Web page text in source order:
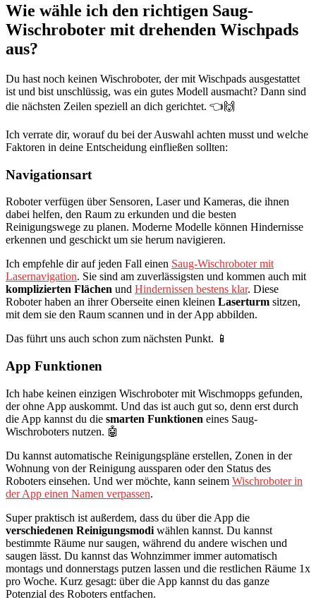
Wie wähle ich den richtigen Saug-
Wischroboter mit drehenden Wischpads
aus?
Du hast noch keinen Wischroboter, der mit Wischpads ausgestattet
ist und bist unschlüssig, was ein gutes Modell ausmacht? Dann sind
die nächsten Zeilen speziell an dich gerichtet. 👈🙌
Ich verrate dir, worauf du bei der Auswahl achten musst und welche
Faktoren in deine Entscheidung einfließen sollten:
Navigationsart
Roboter verfügen über Sensoren, Laser und Kameras, die ihnen
dabei helfen, den Raum zu erkunden und die besten
Reinigungswege zu planen. Moderne Modelle können Hindernisse
erkennen und geschickt um sie herum navigieren.
Ich empfehle dir auf jeden Fall einen Saug-Wischroboter mit
Lasernavigation. Sie sind am zuverlässigsten und kommen auch mit
komplizierten Flächen und Hindernissen bestens klar. Diese
Roboter haben an ihrer Oberseite einen kleinen Laserturm sitzen,
mit dem sie den Raum scannen und in der App abbilden.
Das führt uns auch schon zum nächsten Punkt. 📱
App Funktionen
Ich habe keinen einzigen Wischroboter mit Wischmopps gefunden,
der ohne App auskommt. Und das ist auch gut so, denn erst durch
die App kannst du die smarten Funktionen eines Saug-
Wischroboters nutzen. 🤖
Du kannst automatische Reinigungspläne erstellen, Zonen in der
Wohnung von der Reinigung aussparen oder den Status des
Roboters einsehen. Und wer möchte, kann seinem Wischroboter in
der App einen Namen verpassen.
Super praktisch ist außerdem, dass du über die App die
verschiedenen Reinigungsmodi wählen kannst. Du kannst
bestimmte Räume nur saugen, während du andere wischen und
saugen lässt. Du kannst das Wohnzimmer immer automatisch
montags und donnerstags putzen lassen und die restlichen Räume 1x
pro Woche. Kurz gesagt: über die App kannst du das ganze
Potenzial des Roboters entfachen.